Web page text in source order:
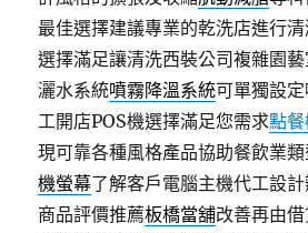
最佳選擇建議專業的乾洗店進行
選擇滿足讓清洗西裝公司複雜園
灑水系統噴霧降溫系統可單獨設
工開店POS機選擇滿足您需求點
現可靠各種風格產品協助餐飲業
機螢幕了解客戶電腦主機代工設
商品評價推薦板橋當舖改善再由